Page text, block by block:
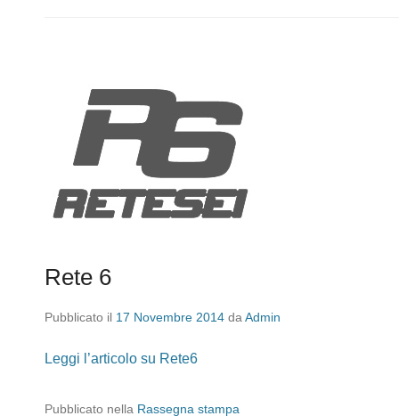
Rete 6
Pubblicato il 17 Novembre 2014 da Admin
Leggi l’articolo su Rete6
Pubblicato nella Rassegna stampa